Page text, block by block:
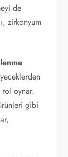
de
zirkonyum
rol oynar.
gibi